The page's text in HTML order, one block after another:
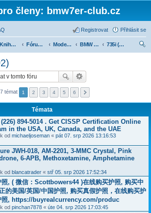
členy: bmw7er-club.cz
Přihlásit se
Registrovat
Knihovna Fórum 7er Modely BMW 7er BMW 7 e32 (1986-1994)
735i (1986-1992)
témat 1 2 3 4 5 6
Témata
894-5014​ . Get CISSP Certification Online
in the USA, UK, Canada, and the UAE
od michaeljoseman « pát 07. srp 2026 13:16:53
JWH-018, AM-2201, 3-MMC Crystal, Pink
6-APB, Methoxetamine, Amphetamine
od blancatrader « stř 05. srp 2026 17:52:34
照, ( 微信：Scottbowers44 )在线购买护照, 购买中
的美国/英国/中国护照, 购买真假护照，在线购买护
照, https://buyrealcurrency.com/produc
od pinchan7878 « úte 04. srp 2026 17:03:45